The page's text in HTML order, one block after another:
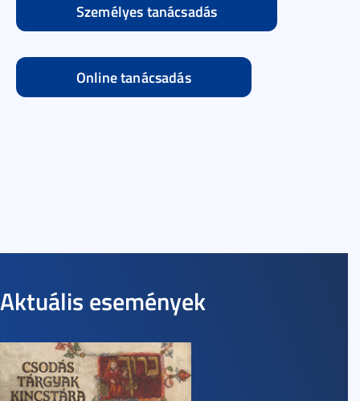
Személyes tanácsadás
Online tanácsadás
Aktuális események